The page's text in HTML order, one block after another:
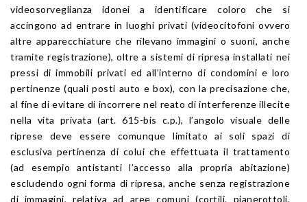
videosorveglianza idonei a identificare coloro che si
accingono ad entrare in luoghi privati (videocitofoni ovvero
altre apparecchiature che rilevano immagini o suoni, anche
tramite registrazione), oltre a sistemi di ripresa installati nei
pressi di immobili privati ed all’interno di condomini e loro
pertinenze (quali posti auto e box), con la precisazione che,
al fine di evitare di incorrere nel reato di interferenze illecite
nella vita privata (art. 615-bis c.p.), l’angolo visuale delle
riprese deve essere comunque limitato ai soli spazi di
esclusiva pertinenza di colui che effettuata il trattamento
(ad esempio antistanti l’accesso alla propria abitazione)
escludendo ogni forma di ripresa, anche senza registrazione
di immagini, relativa ad aree comuni (cortili, pianerottoli,